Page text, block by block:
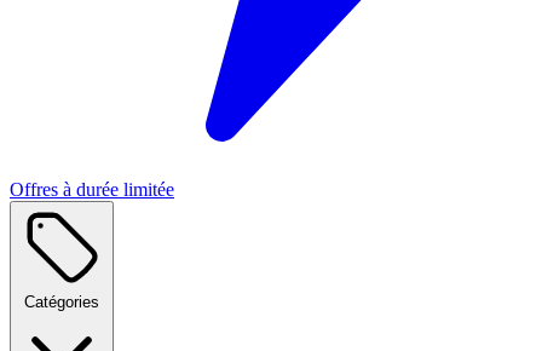
Offres à durée limitée
Catégories